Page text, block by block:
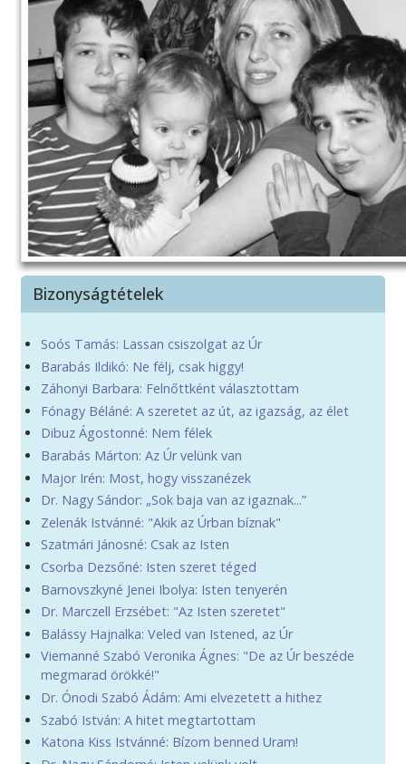
Bizonyságtételek
Soós Tamás: Lassan csiszolgat az Úr
Barabás Ildikó: Ne félj, csak higgy!
Záhonyi Barbara: Felnőttként választottam
Fónagy Béláné: A szeretet az út, az igazság, az élet
Dibuz Ágostonné: Nem félek
Barabás Márton: Az Úr velünk van
Major Irén: Most, hogy visszanézek
Dr. Nagy Sándor: „Sok baja van az igaznak...”
Zelenák Istvánné: "Akik az Úrban bíznak"
Szatmári Jánosné: Csak az Isten
Csorba Dezsőné: Isten szeret téged
Barnovszkyné Jenei Ibolya: Isten tenyerén
Dr. Marczell Erzsébet: "Az Isten szeretet"
Balássy Hajnalka: Veled van Istened, az Úr
Viemanné Szabó Veronika Ágnes: "De az Úr beszéde
megmarad örökké!"
Dr. Ónodi Szabó Ádám: Ami elvezetett a hithez
Szabó István: A hitet megtartottam
Katona Kiss Istvánné: Bízom benned Uram!